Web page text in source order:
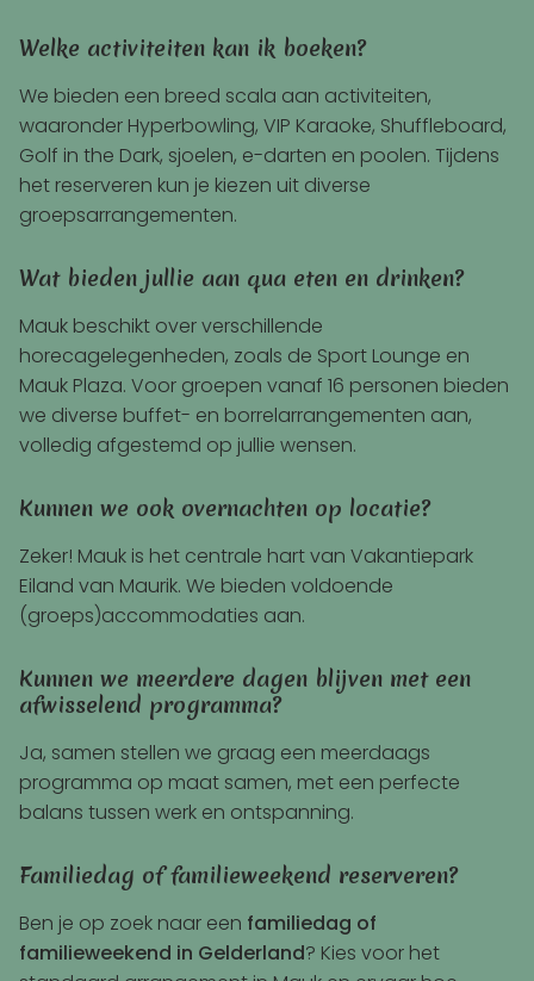
Welke activiteiten kan ik boeken?
We bieden een breed scala aan activiteiten,
waaronder Hyperbowling, VIP Karaoke, Shuffleboard,
Golf in the Dark, sjoelen, e-darten en poolen. Tijdens
het reserveren kun je kiezen uit diverse
groepsarrangementen.
Wat bieden jullie aan qua eten en drinken?
Mauk beschikt over verschillende
horecagelegenheden, zoals de Sport Lounge en
Mauk Plaza. Voor groepen vanaf 16 personen bieden
we diverse buffet- en borrelarrangementen aan,
volledig afgestemd op jullie wensen.
Kunnen we ook overnachten op locatie?
Zeker! Mauk is het centrale hart van Vakantiepark
Eiland van Maurik. We bieden voldoende
(groeps)accommodaties aan.
Kunnen we meerdere dagen blijven met een
afwisselend programma?
Ja, samen stellen we graag een meerdaags
programma op maat samen, met een perfecte
balans tussen werk en ontspanning.
Familiedag of familieweekend reserveren?
Ben je op zoek naar een familiedag of
familieweekend in Gelderland? Kies voor het